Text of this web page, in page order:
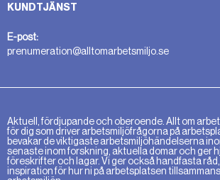
KUNDTJÄNST
E-post:
prenumeration@alltomarbetsmiljo.se
Aktuell, fördjupande och oberoende. Allt om
för dig som driver arbetsmiljöfrågorna på
bevakar de viktigaste arbetsmiljöhändelserna
senaste inom forskning, aktuella domar och ger
föreskrifter och lagar. Vi ger också handfasta
inspiration för hur ni på arbetsplatsen